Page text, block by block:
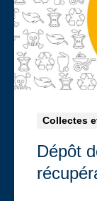
Collectes
Dépôt